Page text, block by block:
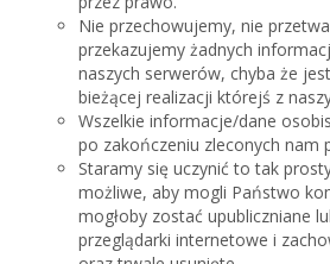
Nie przechowujemy, nie
przekazujemy żadnych
naszych serwerów, chyba że
bieżącej realizacji którejś z
Wszelkie informacje/dane
po zakończeniu zleconych nam
Staramy się uczynić to tak
możliwe, aby mogli Państwo
mogłoby zostać upubliczniane
przeglądarki internetowe i